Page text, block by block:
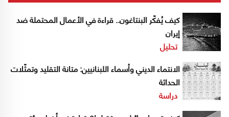
كيف يُفكّر البنتاغون.. قراءة في الأعمال المحتملة ضد
إيران
تحليل
الانتماء الديني وأسماء اللبنانيين: متانة التقليد وتمثّلات
الحداثة
دراسة